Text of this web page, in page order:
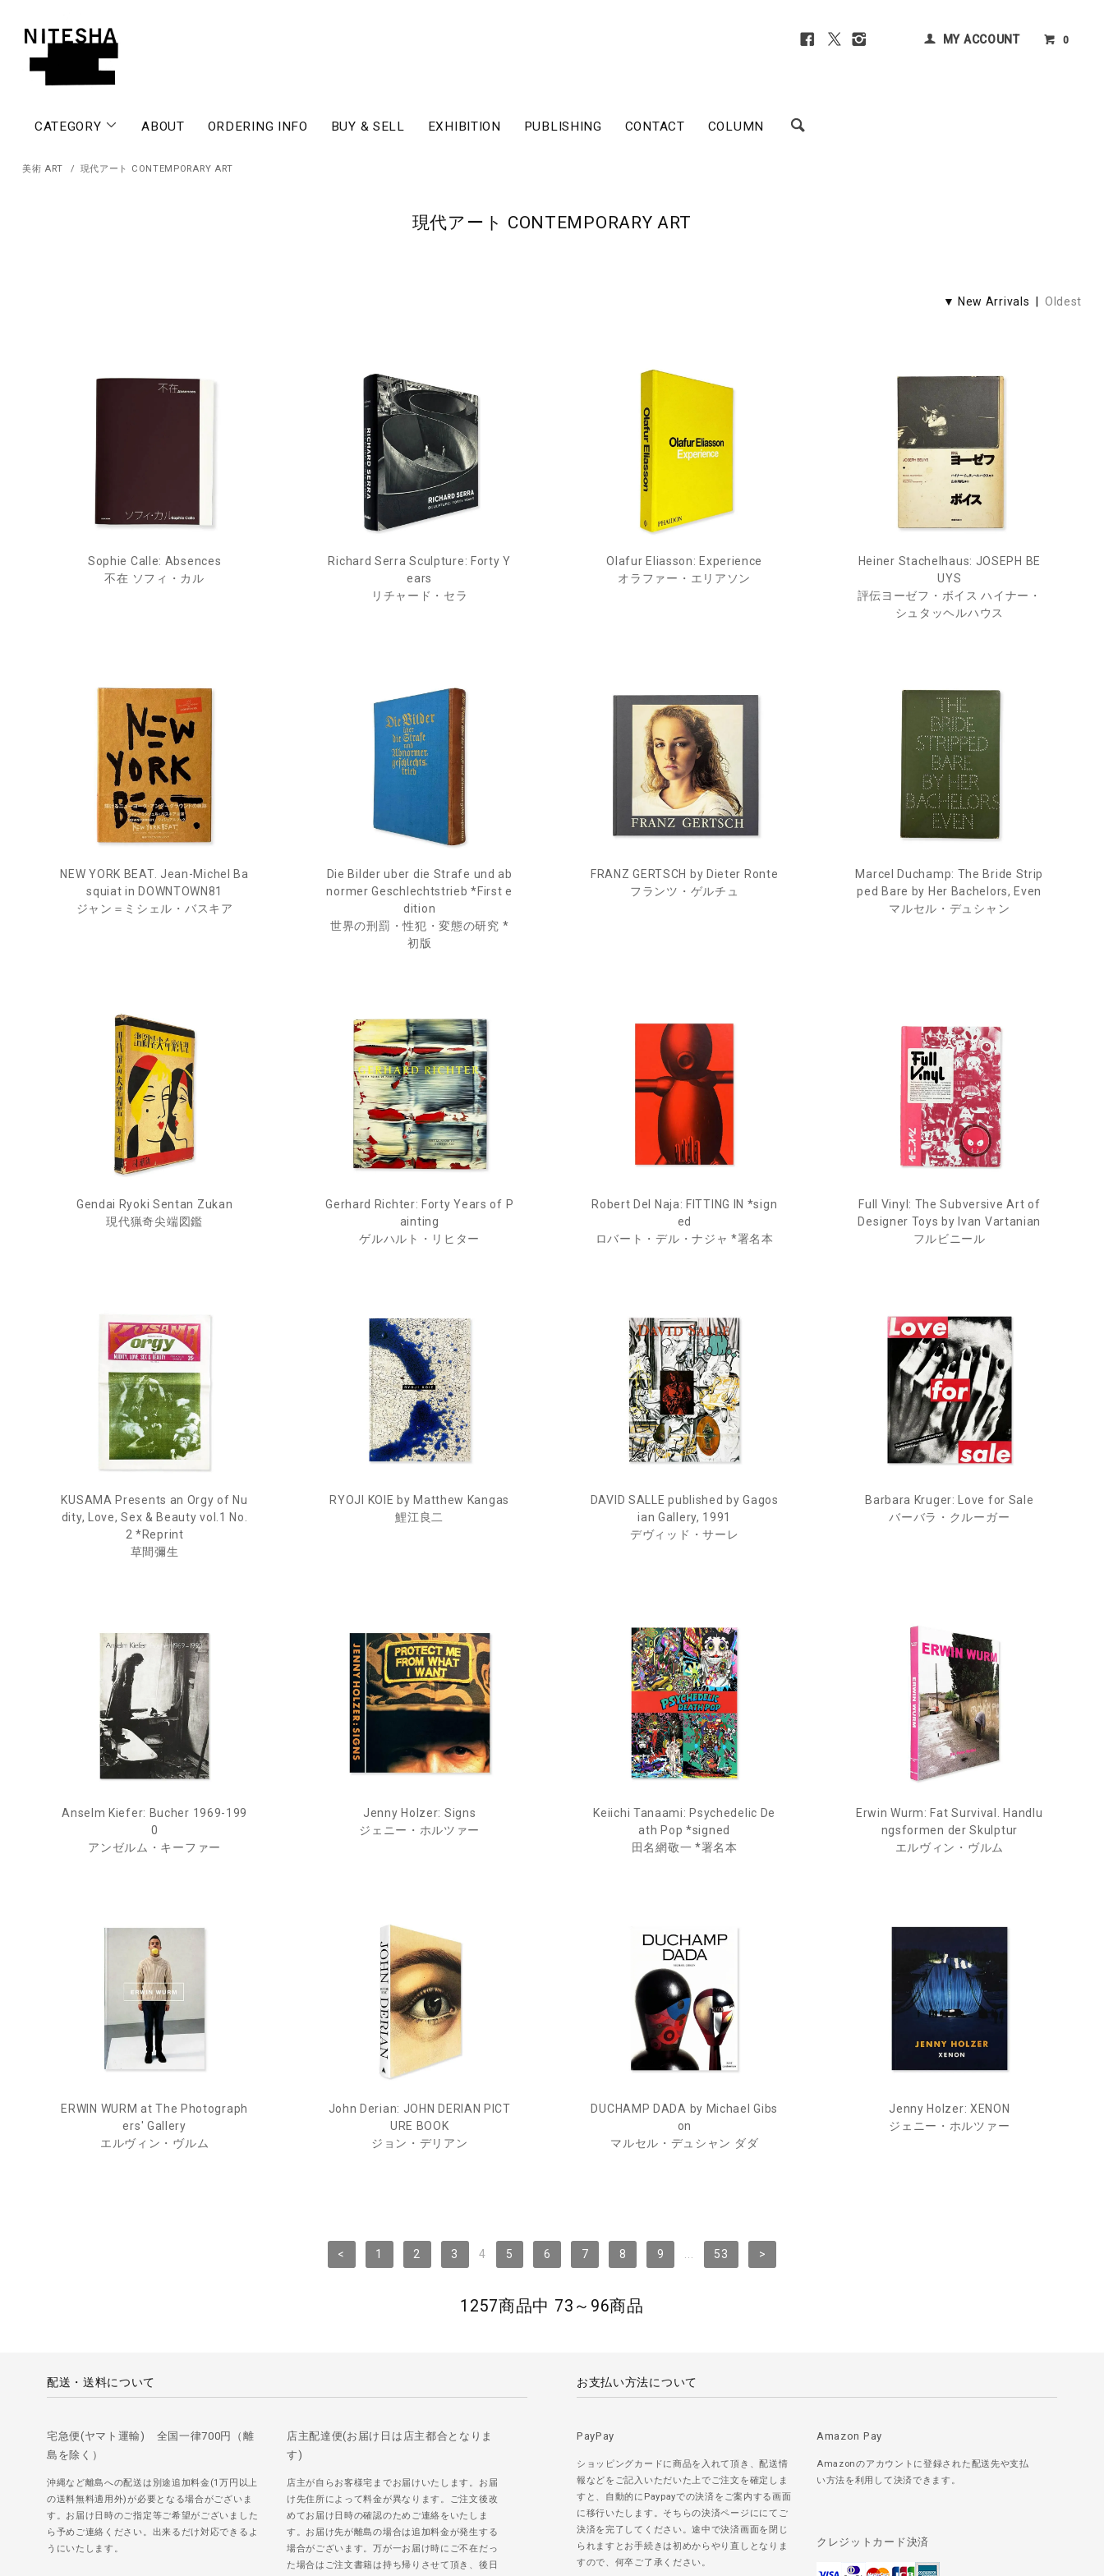
MY ACCOUNT 0
CATEGORY ABOUT ORDERING INFO BUY & SELL EXHIBITION PUBLISHING CONTACT COLUMN
美術 ART / 現代アート CONTEMPORARY ART
現代アート CONTEMPORARY ART
▼ New Arrivals | Oldest
Sophie Calle: Absences
不在 ソフィ・カル
Richard Serra Sculpture: Forty Y
ears
リチャード・セラ
Olafur Eliasson: Experience
オラファー・エリアソン
Heiner Stachelhaus: JOSEPH BE
UYS
評伝ヨーゼフ・ボイス ハイナー・
シュタッヘルハウス
NEW YORK BEAT. Jean-Michel Ba
squiat in DOWNTOWN81
ジャン＝ミシェル・バスキア
Die Bilder uber die Strafe und ab
normer Geschlechtstrieb *First e
dition
世界の刑罰・性犯・変態の研究 *
初版
FRANZ GERTSCH by Dieter Ronte
フランツ・ゲルチュ
Marcel Duchamp: The Bride Strip
ped Bare by Her Bachelors, Even
マルセル・デュシャン
Gendai Ryoki Sentan Zukan
現代猟奇尖端図鑑
Gerhard Richter: Forty Years of P
ainting
ゲルハルト・リヒター
Robert Del Naja: FITTING IN *sign
ed
ロバート・デル・ナジャ *署名本
Full Vinyl: The Subversive Art of
Designer Toys by Ivan Vartanian
フルビニール
KUSAMA Presents an Orgy of Nu
dity, Love, Sex & Beauty vol.1 No.
2 *Reprint
草間彌生
RYOJI KOIE by Matthew Kangas
鯉江良二
DAVID SALLE published by Gagos
ian Gallery, 1991
デヴィッド・サーレ
Barbara Kruger: Love for Sale
バーバラ・クルーガー
Anselm Kiefer: Bucher 1969-199
0
アンゼルム・キーファー
Jenny Holzer: Signs
ジェニー・ホルツァー
Keiichi Tanaami: Psychedelic De
ath Pop *signed
田名網敬一 *署名本
Erwin Wurm: Fat Survival. Handlu
ngsformen der Skulptur
エルヴィン・ヴルム
ERWIN WURM at The Photograph
ers' Gallery
エルヴィン・ヴルム
John Derian: JOHN DERIAN PICT
URE BOOK
ジョン・デリアン
DUCHAMP DADA by Michael Gibs
on
マルセル・デュシャン ダダ
Jenny Holzer: XENON
ジェニー・ホルツァー
< 1 2 3 4 5 6 7 8 9 ... 53 >
1257商品中 73～96商品
配送・送料について
宅急便(ヤマト運輸) 全国一律700円（離
島を除く）
沖縄など離島への配送は別途追加料金(1万円以上
の送料無料適用外)が必要となる場合がございま
す。お届け日時のご指定等ご希望がございました
ら予めご連絡ください。出来るだけ対応できるよ
うにいたします。
店主配達便(お届け日は店主都合となりま
す)
店主が自らお客様宅までお届けいたします。お届
け先住所によって料金が異なります。ご注文後改
めてお届け日時の確認のためご連絡をいたしま
す。お届け先が離島の場合は追加料金が発生する
場合がございます。万が一お届け時にご不在だっ
た場合はご注文書籍は持ち帰りさせて頂き、後日
お支払い方法について
PayPay
ショッピングカードに商品を入れて頂き、配送情
報などをご記入いただいた上でご注文を確定しま
すと、自動的にPaypayでの決済をご案内する画面
に移行いたします。そちらの決済ページににてご
決済を完了してください。途中で決済画面を閉じ
られますとお手続きは初めからやり直しとなりま
すので、何卒ご了承ください。
Amazon Pay
Amazonのアカウントに登録された配送先や支払
い方法を利用して決済できます。
クレジットカード決済